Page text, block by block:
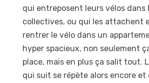
qui entreposent leurs vélos dans
collectives, ou qui les attachent
rentrer le vélo dans un
hyper spacieux, non seulement
place, mais en plus ça salit tout.
qui suit se répète alors encore et